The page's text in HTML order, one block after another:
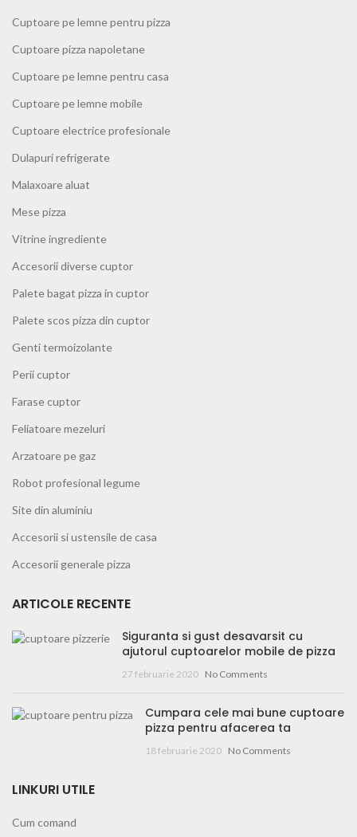
Cuptoare pe lemne pentru pizza
Cuptoare pizza napoletane
Cuptoare pe lemne pentru casa
Cuptoare pe lemne mobile
Cuptoare electrice profesionale
Dulapuri refrigerate
Malaxoare aluat
Mese pizza
Vitrine ingrediente
Accesorii diverse cuptor
Palete bagat pizza in cuptor
Palete scos pizza din cuptor
Genti termoizolante
Perii cuptor
Farase cuptor
Feliatoare mezeluri
Arzatoare pe gaz
Robot profesional legume
Site din aluminiu
Accesorii si ustensile de casa
Accesorii generale pizza
ARTICOLE RECENTE
Siguranta si gust desavarsit cu
ajutorul cuptoarelor mobile de pizza
27 februarie 2020 No Comments
Cumpara cele mai bune cuptoare
pizza pentru afacerea ta
18 februarie 2020 No Comments
LINKURI UTILE
Cum comand